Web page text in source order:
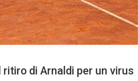
ritiro di Arnaldi per un virus